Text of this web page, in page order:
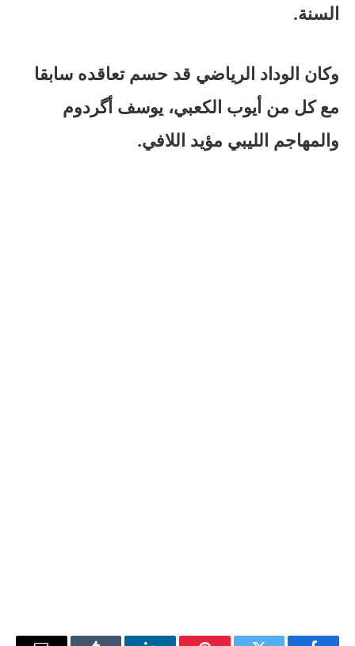
السنة.
وكان الوداد الرياضي قد حسم تعاقده سابقا
مع كل من أيوب الكعبي، يوسف أگردوم
والمهاجم الليبي مؤيد اللافي.